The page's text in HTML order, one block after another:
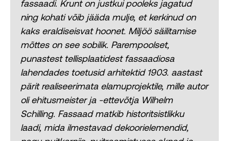
fassaadi. Krunt on justkui pooleks jagatud
ning kohati võib jääda mulje, et kerkinud on
kaks eraldiseisvat hoonet. Miljöö säilitamise
mõttes on see sobilik. Parempoolset,
punastest tellisplaatidest fassaadiosa
lahendades toetusid arhitektid 1903. aastast
pärit realiseerimata elamuprojektile, mille autor
oli ehitusmeister ja -ettevõtja Wilhelm
Schilling. Fassaad matkib historitsistlikku
laadi, mida ilmestavad dekoorielemendid,